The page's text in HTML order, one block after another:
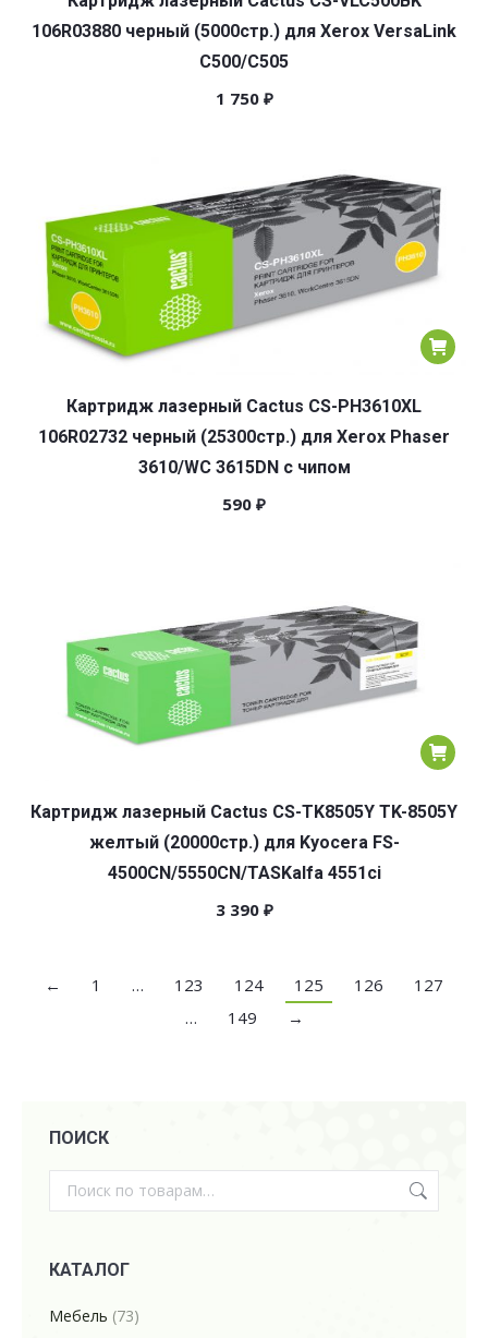
106R03880 черный (5000стр.) для Xerox VersaLink
C500/C505
1 750 ₽
Картридж лазерный Cactus CS-PH3610XL
106R02732 черный (25300стр.) для Xerox Phaser
3610/WC 3615DN с чипом
590 ₽
Картридж лазерный Cactus CS-TK8505Y TK-8505Y
желтый (20000стр.) для Kyocera FS-
4500CN/5550CN/TASKalfa 4551ci
3 390 ₽
← 1 … 123 124 125 126
127
…
149 →
ПОИСК
КАТАЛОГ
Мебель (73)